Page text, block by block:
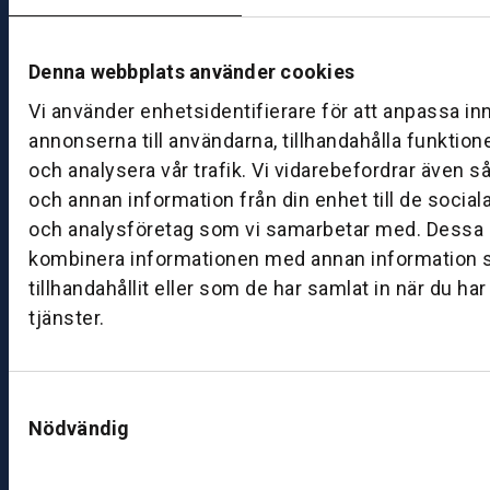
Denna webbplats använder cookies
Vi använder enhetsidentifierare för att anpassa
annonserna till användarna, tillhandahålla
och analysera vår trafik. Vi vidarebefordrar även
och annan information från din enhet till de
och analysföretag som vi samarbetar med. Dessa
kombinera informationen med annan information
tillhandahållit eller som de har samlat in när du
tjänster.
Nödvändig
ån
d
–
fr
e
d
a
g:
8:
0